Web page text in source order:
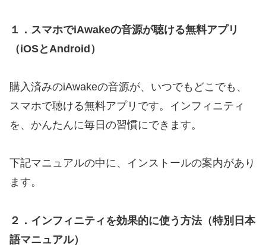
１．スマホでiAwakeの音源が聴ける無料アプリ
（iOSとAndroid）
購入済みのiAwakeの音源が、いつでもどこでも、
スマホで聴ける無料アプリです。インフィニティ
を、かんたんに毎日の習慣にできます。
下記マニュアルの中に、インストールの案内があり
ます。
２．インフィニティを効果的に使う方法（特別日本
語マニュアル）